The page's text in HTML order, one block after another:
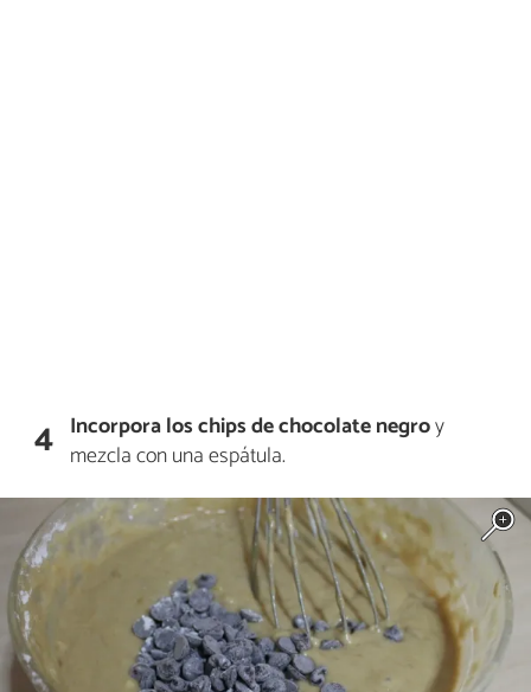
4 Incorpora los chips de chocolate negroy
mezcla con una espátula.